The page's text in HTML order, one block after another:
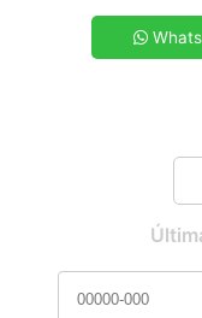
4x de R$ 27,71
5x de R$ 22,46